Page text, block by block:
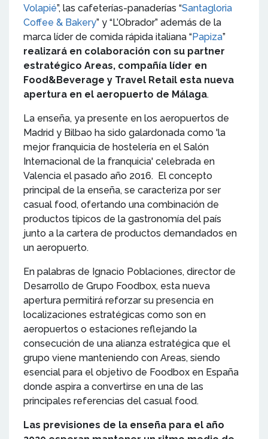
Volapié”, las cafeterías-panaderías “Santagloria
Coffee & Bakery” y “L’Obrador” además de la
marca líder de comida rápida italiana “Papiza”
realizará en colaboración con su partner
estratégico Areas, compañía líder en
Food&Beverage y Travel Retail esta nueva
apertura en el aeropuerto de Málaga.
La enseña, ya presente en los aeropuertos de
Madrid y Bilbao ha sido galardonada como 'la
mejor franquicia de hostelería en el Salón
Internacional de la franquicia' celebrada en
Valencia el pasado año 2016. El concepto
principal de la enseña, se caracteriza por ser
casual food, ofertando una combinación de
productos típicos de la gastronomía del país
junto a la cartera de productos demandados en
un aeropuerto.
En palabras de Ignacio Poblaciones, director de
Desarrollo de Grupo Foodbox, esta nueva
apertura permitirá reforzar su presencia en
localizaciones estratégicas como son en
aeropuertos o estaciones reflejando la
consecución de una alianza estratégica que el
grupo viene manteniendo con Areas, siendo
esencial para el objetivo de Foodbox en España
donde aspira a convertirse en una de las
principales referencias del casual food.
Las previsiones de la enseña para el año